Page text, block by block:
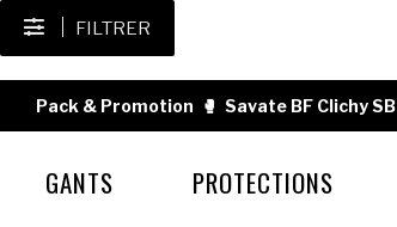
FILTRER
Pack & Promotion 🥊 Savate BF Clichy SB
GANTS PROTECTIONS